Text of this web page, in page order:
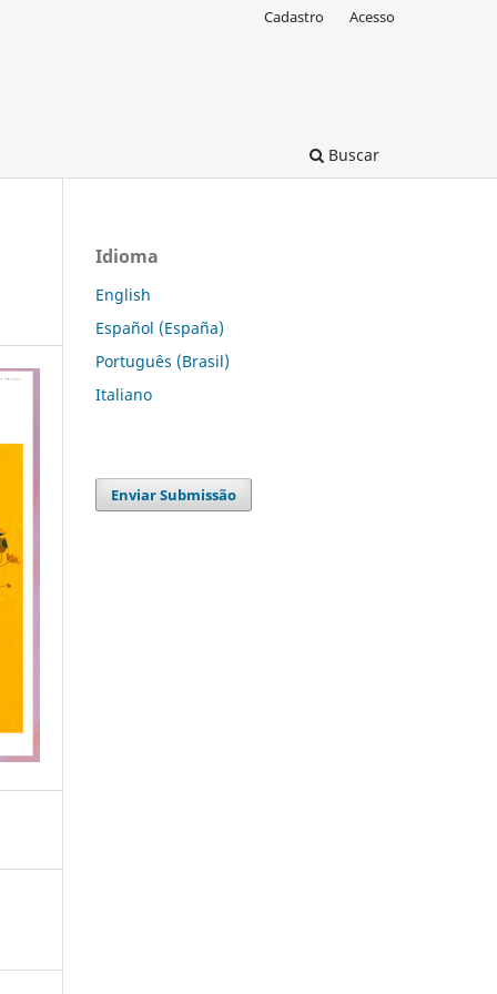
Buscar
Cadastro Acesso
Idioma
English
Español (España)
Português (Brasil)
Italiano
Enviar Submissão